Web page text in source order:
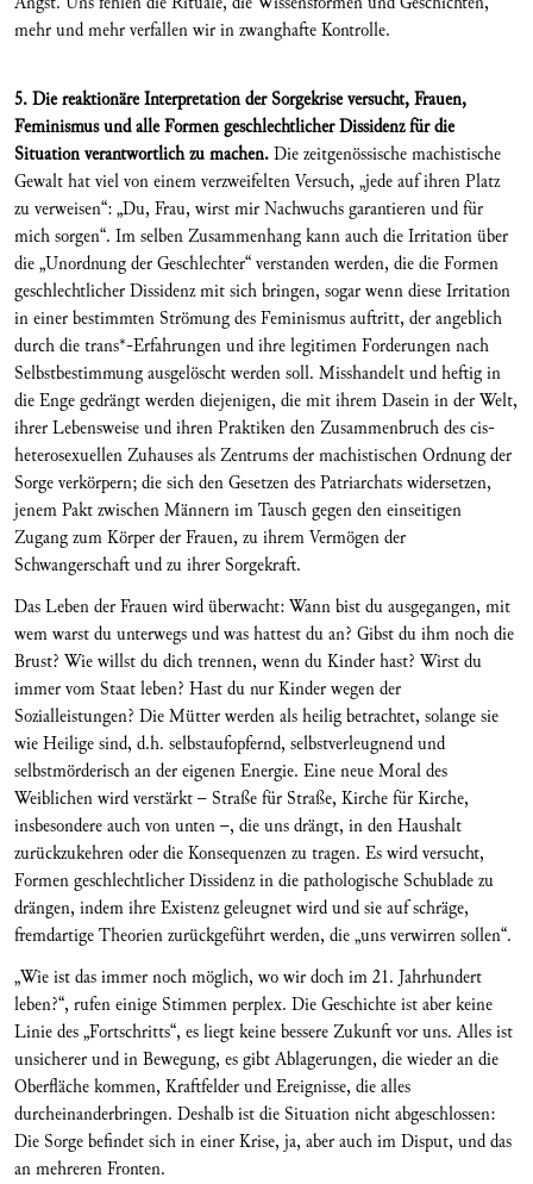
mehr und mehr verfallen wir in zwanghafte Kontrolle.
5. Die reaktionäre Interpretation der Sorgekrise versucht, Frauen,
Feminismus und alle Formen geschlechtlicher Dissidenz für die
Situation verantwortlich zu machen.Die zeitgenössische machistische
Gewalt hat viel von einem verzweifelten Versuch, „jede auf ihren Platz
zu verweisen“: „Du, Frau, wirst mir Nachwuchs garantieren und für
mich sorgen“. Im selben Zusammenhang kann auch die Irritation über
die „Unordnung der Geschlechter“ verstanden werden, die die Formen
geschlechtlicher Dissidenz mit sich bringen, sogar wenn diese Irritation
in einer bestimmten Strömung des Feminismus auftritt, der angeblich
durch die trans*-Erfahrungen und ihre legitimen Forderungen nach
Selbstbestimmung ausgelöscht werden soll. Misshandelt und heftig in
die Enge gedrängt werden diejenigen, die mit ihrem Dasein in der Welt,
ihrer Lebensweise und ihren Praktiken den Zusammenbruch des cis-
heterosexuellen Zuhauses als Zentrums der machistischen Ordnung der
Sorge verkörpern; die sich den Gesetzen des Patriarchats widersetzen,
jenem Pakt zwischen Männern im Tausch gegen den einseitigen
Zugang zum Körper der Frauen, zu ihrem Vermögen der
Schwangerschaft und zu ihrer Sorgekraft.
Das Leben der Frauen wird überwacht: Wann bist du ausgegangen, mit
wem warst du unterwegs und was hattest du an? Gibst du ihm noch die
Brust? Wie willst du dich trennen, wenn du Kinder hast? Wirst du
immer vom Staat leben? Hast du nur Kinder wegen der
Sozialleistungen? Die Mütter werden als heilig betrachtet, solange sie
wie Heilige sind, d.h. selbstaufopfernd, selbstverleugnend und
selbstmörderisch an der eigenen Energie. Eine neue Moral des
Weiblichen wird verstärkt – Straße für Straße, Kirche für Kirche,
insbesondere auch von unten –, die uns drängt, in den Haushalt
zurückzukehren oder die Konsequenzen zu tragen. Es wird versucht,
Formen geschlechtlicher Dissidenz in die pathologische Schublade zu
drängen, indem ihre Existenz geleugnet wird und sie auf schräge,
fremdartige Theorien zurückgeführt werden, die „uns verwirren sollen“.
„Wie ist das immer noch möglich, wo wir doch im 21. Jahrhundert
leben?“, rufen einige Stimmen perplex. Die Geschichte ist aber keine
Linie des „Fortschritts“, es liegt keine bessere Zukunft vor uns. Alles ist
unsicherer und in Bewegung, es gibt Ablagerungen, die wieder an die
Oberfläche kommen, Kraftfelder und Ereignisse, die alles
durcheinanderbringen. Deshalb ist die Situation nicht abgeschlossen:
Die Sorge befindet sich in einer Krise, ja, aber auch im Disput, und das
an mehreren Fronten.